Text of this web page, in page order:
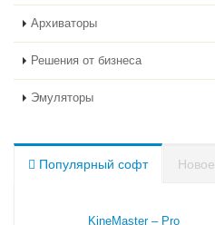
Архиваторы
Решения от бизнеса
Эмуляторы
Популярный софт Новое
KineMaster – Pro